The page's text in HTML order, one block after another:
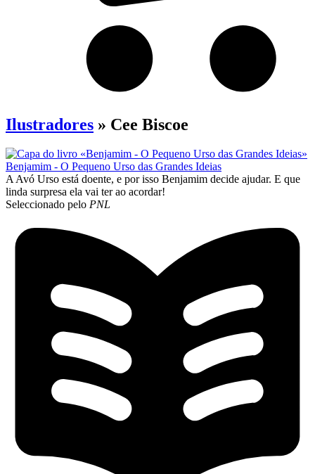
Ilustradores » Cee Biscoe
Benjamim - O Pequeno Urso das Grandes Ideias
A Avó Urso está doente, e por isso Benjamim decide ajudar. E que
linda surpresa ela vai ter ao acordar!
Seleccionado pelo PNL